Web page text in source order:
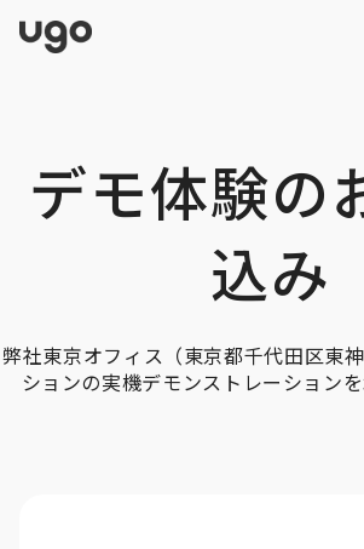
デモ体験の
込み
弊社東京オフィス（東京都千代田区東
ションの実機デモンストレーションを